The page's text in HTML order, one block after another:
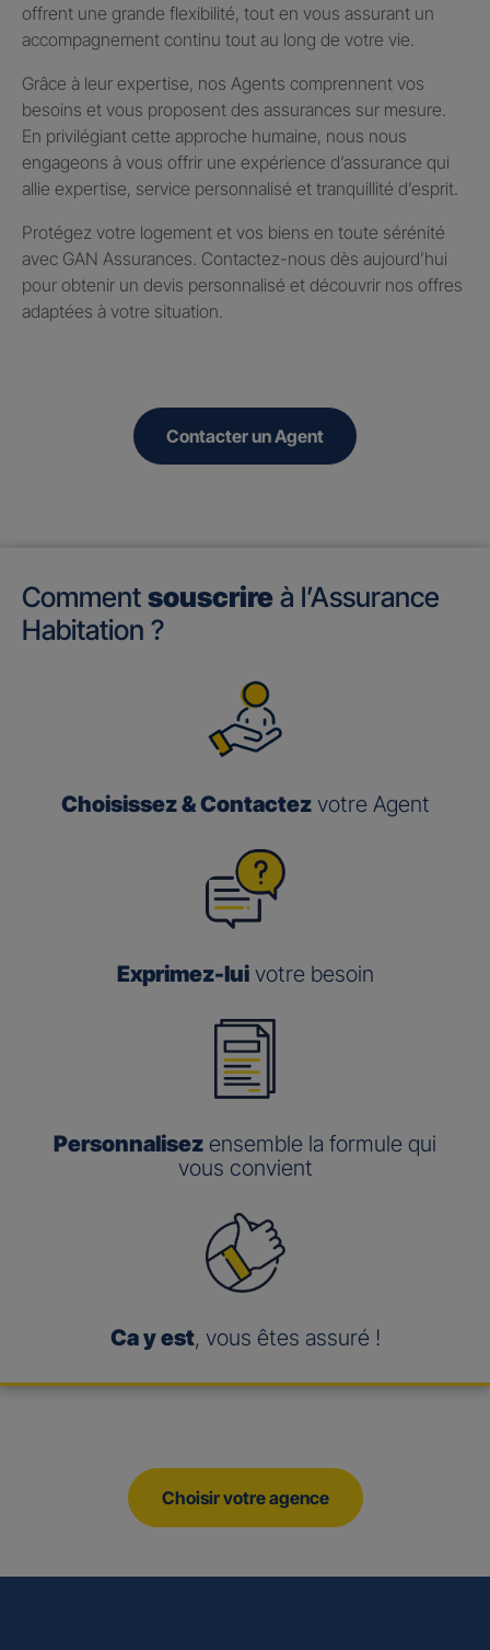
offrent une grande flexibilité, tout en vous assurant un
accompagnement continu tout au long de votre vie.
Grâce à leur expertise, nos Agents comprennent vos
besoins et vous proposent des assurances sur mesure.
En privilégiant cette approche humaine, nous nous
engageons à vous offrir une expérience d’assurance qui
allie expertise, service personnalisé et tranquillité d’esprit.
Protégez votre logement et vos biens en toute sérénité
avec GAN Assurances. Contactez-nous dès aujourd’hui
pour obtenir un devis personnalisé et découvrir nos offres
adaptées à votre situation.
Contacter un Agent
Comment souscrire à l’Assurance
Habitation ?
Choisissez & Contactezvotre Agent
Exprimez-luivotre besoin
Personnalisez ensemble la formule qui
vous convient
Ca y est, vous êtes assuré !
Choisir votre agence